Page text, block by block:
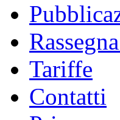
Tariffe
Contatti